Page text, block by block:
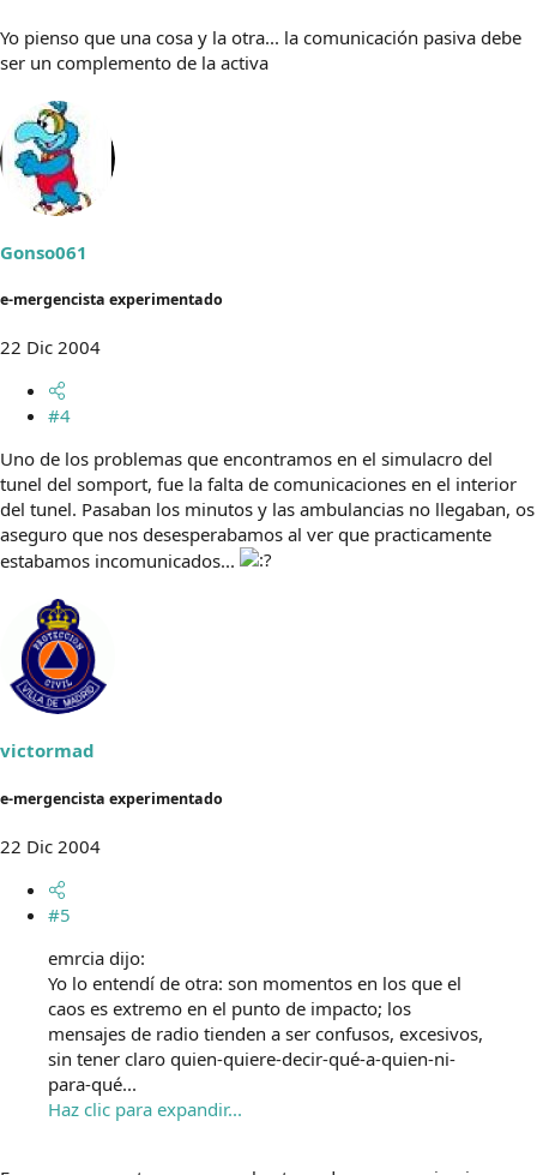
Yo pienso que una cosa y la otra... la comunicación pasiva debe
ser un complemento de la activa
Gonso061
e-mergencista experimentado
22 Dic 2004
#4
Uno de los problemas que encontramos en el simulacro del
tunel del somport, fue la falta de comunicaciones en el interior
del tunel. Pasaban los minutos y las ambulancias no llegaban, os
aseguro que nos desesperabamos al ver que practicamente
estabamos incomunicados...
victormad
e-mergencista experimentado
22 Dic 2004
#5
emrcia dijo:
Yo lo entendí de otra: son momentos en los que el
caos es extremo en el punto de impacto; los
mensajes de radio tienden a ser confusos, excesivos,
sin tener claro quien-quiere-decir-qué-a-quien-ni-
para-qué...
Haz clic para expandir...